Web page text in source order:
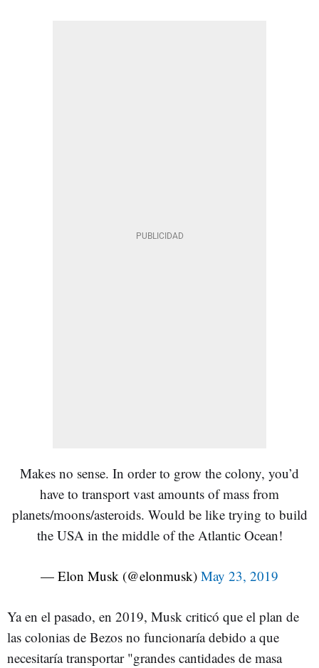
Makes no sense. In order to grow the colony, you’d
have to transport vast amounts of mass from
planets/moons/asteroids. Would be like trying to build
the USA in the middle of the Atlantic Ocean!
— Elon Musk (@elonmusk) May 23, 2019
Ya en el pasado, en 2019, Musk criticó que el plan de
las colonias de Bezos no funcionaría debido a que
necesitaría transportar "grandes cantidades de masa